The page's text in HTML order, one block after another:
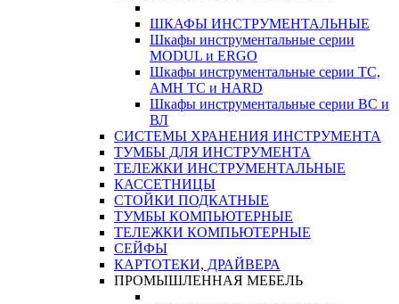
ШКАФЫ ИНСТРУМЕНТАЛЬНЫЕ
Шкафы инструментальные серии
MODUL и ERGO
Шкафы инструментальные серии ТС,
АМН ТС и HARD
Шкафы инструментальные серии ВС и
ВЛ
СИСТЕМЫ ХРАНЕНИЯ ИНСТРУМЕНТА
ТУМБЫ ДЛЯ ИНСТРУМЕНТА
ТЕЛЕЖКИ ИНСТРУМЕНТАЛЬНЫЕ
КАССЕТНИЦЫ
СТОЙКИ ПОДКАТНЫЕ
ТУМБЫ КОМПЬЮТЕРНЫЕ
ТЕЛЕЖКИ КОМПЬЮТЕРНЫЕ
СЕЙФЫ
КАРТОТЕКИ, ДРАЙВЕРА
ПРОМЫШЛЕННАЯ МЕБЕЛЬ